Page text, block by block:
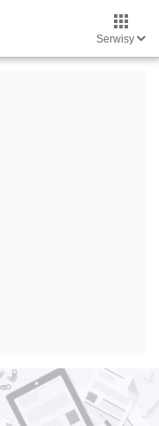
Serwisy